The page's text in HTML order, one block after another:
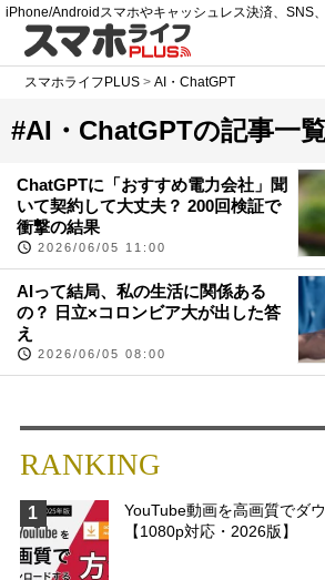
iPhone/Androidスマホやキャッシュレス決済、SNS
スマホライフPLUS >AI・ChatGPT
#AI・ChatGPTの記事一
ChatGPTに「おすすめ電力会社」聞
いて契約して大丈夫？ 200回検証で
衝撃の結果
2026/06/05 11:00
AIって結局、私の生活に関係ある
の？ 日立×コロンビア大が出した答
え
2026/06/05 08:00
RANKING
1
YouTube動画を高画質でダ
【1080p対応・2026版】